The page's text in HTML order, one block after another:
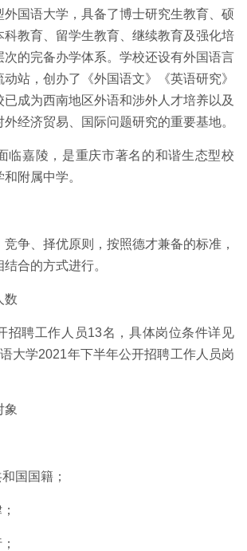
外国语大学，具备了博士研究生教育、硕
科教育、留学生教育、继续教育及强化培
次的完备办学体系。学校还设有外国语言
站，创办了《外国语文》《英语研究》
已成为西南地区外语和涉外人才培养以及
经济贸易、国际问题研究的重要基地。
临嘉陵，是重庆市著名的和谐生态型校
附属中学。
争、择优原则，按照德才兼备的标准，
合的方式进行。
数
招聘工作人员13名，具体岗位条件详见
大学2021年下半年公开招聘工作人员岗
象
国国籍；